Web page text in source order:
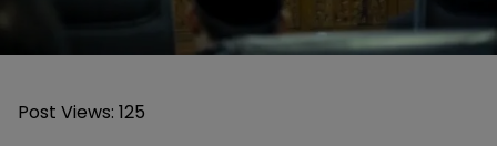
Post Views: 125